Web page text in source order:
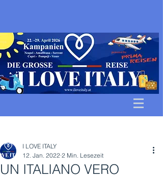
UN ITALIANO VERO
I LOVE ITALY
12. Jan. 2022 2 Min. Lesezeit